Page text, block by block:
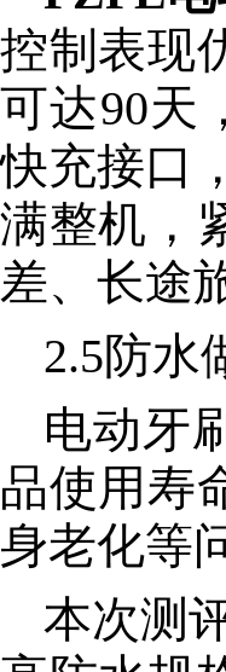
控制表现
可达90天
快充接口
满整机，
差、长途
2.5防水
电动牙
品使用寿
身老化等
本次测